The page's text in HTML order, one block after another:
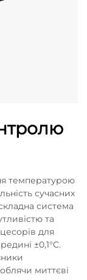
температурою
сучасних
система
та
для
±0,1°C.
миттєві